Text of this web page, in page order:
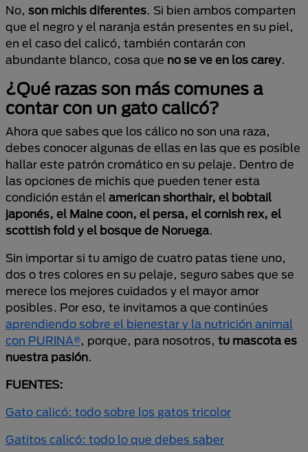
No, son michis diferentes. Si bien ambos comparten
que el negro y el naranja están presentes en su piel,
en el caso del calicó, también contarán con
abundante blanco, cosa que no se ve en los carey.
¿Qué razas son más comunes a
contar con un gato calicó?
Ahora que sabes que los cálico no son una raza,
debes conocer algunas de ellas en las que es posible
hallar este patrón cromático en su pelaje. Dentro de
las opciones de michis que pueden tener esta
condición están el american shorthair, el bobtail
japonés, el Maine coon, el persa, el cornish rex, el
scottish fold y el bosque de Noruega.
Sin importar si tu amigo de cuatro patas tiene uno,
dos o tres colores en su pelaje, seguro sabes que se
merece los mejores cuidados y el mayor amor
posibles. Por eso, te invitamos a que continúes
aprendiendo sobre el bienestar y la nutrición animal
con PURINA®, porque, para nosotros, tu mascota es
nuestra pasión.
FUENTES:
Gato calicó: todo sobre los gatos tricolor
Gatitos calicó: todo lo que debes saber